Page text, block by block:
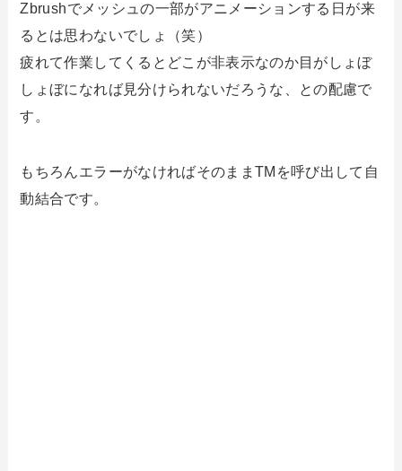
Zbrushでメッシュの一部がアニメーションする日が来
るとは思わないでしょ（笑）
疲れて作業してくるとどこが非表示なのか目がしょぼ
しょぼになれば見分けられないだろうな、との配慮で
す。
もちろんエラーがなければそのままTMを呼び出して自
動結合です。